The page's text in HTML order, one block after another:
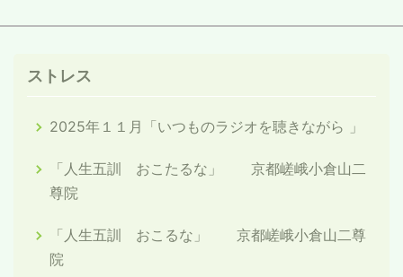
ストレス
2025年１１月「いつものラジオを聴きながら 」
「人生五訓 おこたるな」 京都嵯峨小倉山二
尊院
「人生五訓 おこるな」 京都嵯峨小倉山二尊
院